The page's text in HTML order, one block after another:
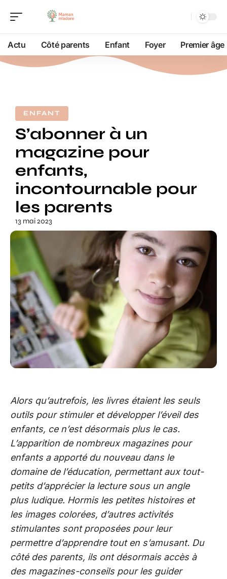
Actu Côté parents Enfant Foyer Premier âge
ENFANT
S’abonner à un
magazine pour
enfants,
incontournable pour
les parents
13 mai 2023
Alors qu’autrefois, les livres étaient les seuls
outils pour stimuler et développer l’éveil des
enfants, ce n’est désormais plus le cas.
L’apparition de nombreux magazines pour
enfants a apporté du nouveau dans le
domaine de l’éducation, permettant aux tout-
petits d’apprécier la lecture sous un angle
plus ludique. Hormis les petites histoires et
les images colorées, d’autres activités
stimulantes sont proposées pour leur
permettre d’apprendre tout en s’amusant. Du
côté des parents, ils ont désormais accès à
des magazines-conseils pour les guider